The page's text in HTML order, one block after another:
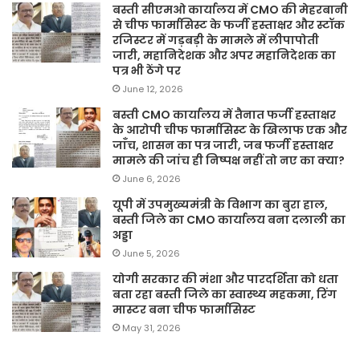
बस्ती सीएमओ कार्यालय में CMO की मेहरबानी
से चीफ फार्मासिस्ट के फर्जी हस्ताक्षर और स्टॉक
रजिस्टर में गड़बड़ी के मामले में लीपापोती
जारी, महानिदेशक और अपर महानिदेशक का
पत्र भी ठेंगे पर
June 12, 2026
बस्ती CMO कार्यालय में तैनात फर्जी हस्ताक्षर
के आरोपी चीफ फार्मासिस्ट के खिलाफ एक और
जाँच, शासन का पत्र जारी, जब फर्जी हस्ताक्षर
मामले की जांच ही निष्पक्ष नहीं तो नए का क्या?
June 6, 2026
यूपी में उपमुख्यमंत्री के विभाग का बुरा हाल,
बस्ती जिले का CMO कार्यालय बना दलाली का
अड्डा
June 5, 2026
योगी सरकार की मंशा और पारदर्शिता को धता
बता रहा बस्ती जिले का स्वास्थ्य महकमा, रिंग
मास्टर बना चीफ फार्मासिस्ट
May 31, 2026